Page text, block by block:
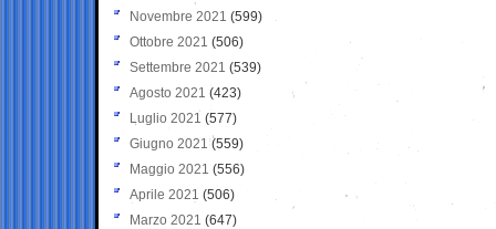
Novembre 2021 (599)
Ottobre 2021 (506)
Settembre 2021 (539)
Agosto 2021 (423)
Luglio 2021 (577)
Giugno 2021(559)
Maggio 2021 (556)
Aprile 2021 (506)
Marzo 2021 (647)